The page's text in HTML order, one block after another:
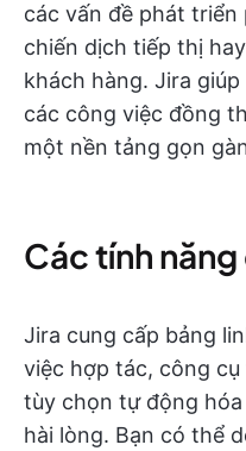
các vấn đề phát triển
chiến dịch tiếp thị
khách hàng. Jira
các công việc đồng
một nền tảng gọn
Các tính năng
Jira cung cấp bảng
việc hợp tác, công
tùy chọn tự động
hài lòng. Bạn có thể